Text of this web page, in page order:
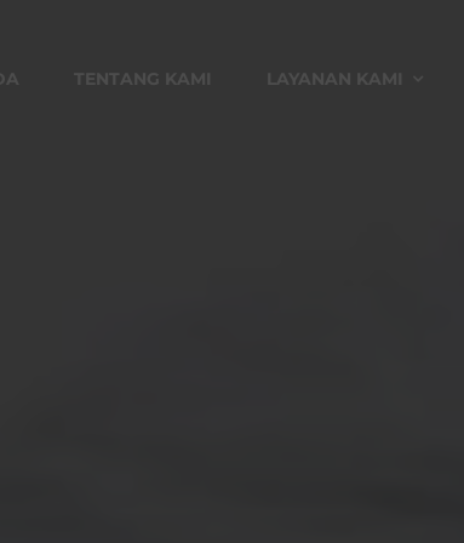
TENTANG KAMI LAYANAN KAMI